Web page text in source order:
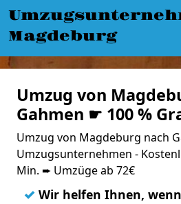
Magdeburg
Umzug von
Gahmen ☛ 100 %
Umzug von Magdeburg nach
Umzugsunternehmen -
Min. ➨ Umzüge ab 72€
✓ Wir helfen Ihnen,